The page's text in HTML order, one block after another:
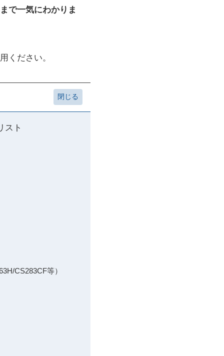
で一気にわかりま
ください。
スト
CS283CF等）